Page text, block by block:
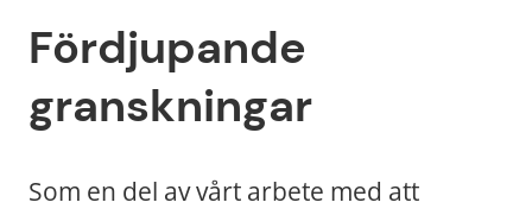
Fördjupande
granskningar
Som en del av vårt arbete med att